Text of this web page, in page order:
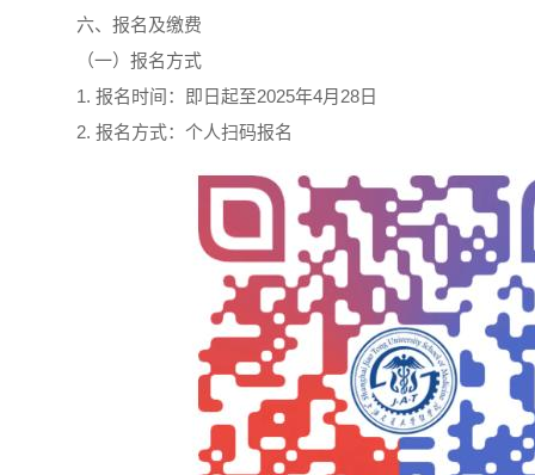
六、报名及缴费
（一）报名方式
1. 报名时间：即日起至2025年4月28日
2. 报名方式：个人扫码报名